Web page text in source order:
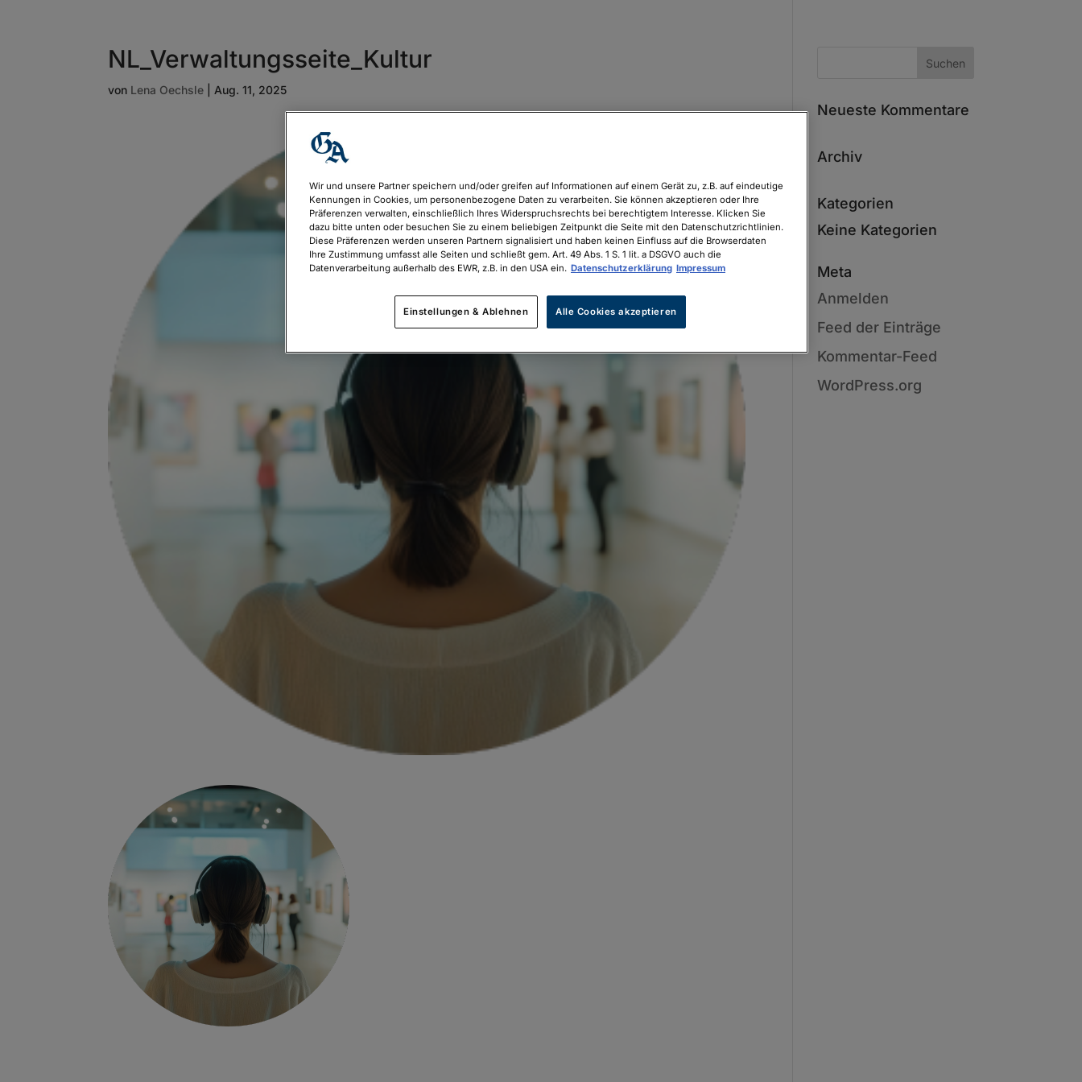
NL_Verwaltungsseite_Kultur
von Lena Oechsle Aug. 11, 2025
Neueste Kommentare
Archiv
Kategorien
Keine Kategorien
Meta
Anmelden
Feed der Einträge
Kommentar-Feed
WordPress.org
Wir und unsere Partner speichern und/oder greifen auf Informationen auf einem Gerät zu, z.B. auf eindeutige
Kennungen in Cookies, um personenbezogene Daten zu verarbeiten. Sie können akzeptieren oder Ihre
Präferenzen verwalten, einschließlich Ihres Widerspruchsrechts bei berechtigtem Interesse. Klicken Sie
dazu bitte unten oder besuchen Sie zu einem beliebigen Zeitpunkt die Seite mit den Datenschutzrichtlinien.
Diese Präferenzen werden unseren Partnern signalisiert und haben keinen Einfluss auf die Browserdaten
Ihre Zustimmung umfasst alle Seiten und schließt gem. Art. 49 Abs. 1 S. 1 lit. a DSGVO auch die
Datenverarbeitung außerhalb des EWR, z.B. in den USA ein. Datenschutzerklärung Impressum
Einstellungen & Ablehnen Alle Cookies akzeptieren